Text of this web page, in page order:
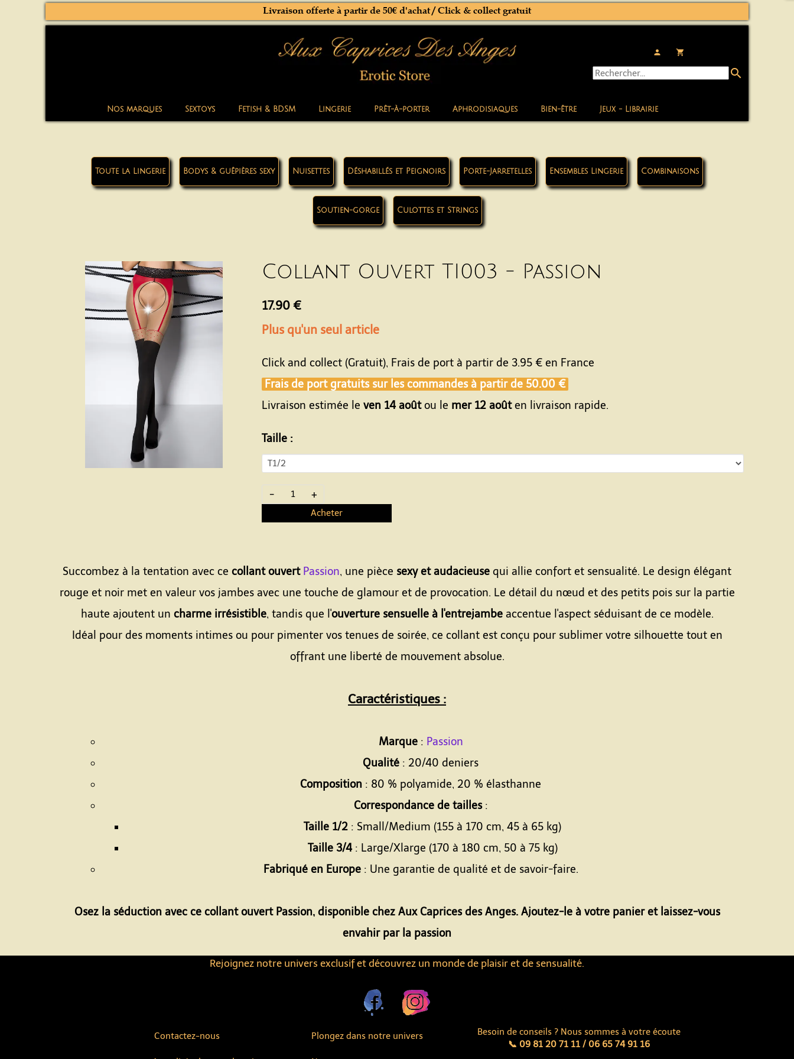
Nos marques Sextoys Fetish & BDSM Lingerie Prêt-à-porter Aphrodisiaques Bien-être Jeux - Librairie
person local_grocery_store
Contactez-nous
Livraison offerte à partir de 50€ d'achat / Click & collect gratuit
search
Rejoignez notre univers exclusif et découvrez un monde de plaisir et de sensualité.
Besoin de conseils ? Nous sommes à votre écoute
📞 09 81 20 71 11 / 06 65 74 91 16
Plongez dans notre univers
Toute la Lingerie Bodys & guêpières sexy Nuisettes Déshabillés et Peignoirs Porte-Jarretelles Ensembles Lingerie Combinaisons
Soutien-gorge Culottes et Strings
Collant Ouvert TI003 - Passion
17.90 €
Plus qu'un seul article
Click and collect (Gratuit), Frais de port à partir de 3.95 € en France
Frais de port gratuits sur les commandes à partir de 50.00 €
Livraison estimée le ven 14 aoûtou le mer 12 aoûten livraison rapide.
Taille :
- +
Acheter
Succombez à la tentation avec ce collant ouvert Passion, une pièce sexy et audacieuse qui allie confort et sensualité. Le design élégant
rouge et noir met en valeur vos jambes avec une touche de glamour et de provocation. Le détail du nœud et des petits pois sur la partie
haute ajoutent un charme irrésistible, tandis que l'ouverture sensuelle à l'entrejambeaccentue l'aspect séduisant de ce modèle.
Idéal pour des moments intimes ou pour pimenter vos tenues de soirée, ce collant est conçu pour sublimer votre silhouette tout en
offrant une liberté de mouvement absolue.
Caractéristiques :
Marque: Passion
Qualité : 20/40 deniers
Composition : 80 % polyamide, 20 % élasthanne
Correspondance de tailles:
Taille 1/2 : Small/Medium (155 à 170 cm, 45 à 65 kg)
Taille 3/4: Large/Xlarge (170 à 180 cm, 50 à 75 kg)
Fabriqué en Europe: Une garantie de qualité et de savoir-faire.
Osez la séduction avec ce collant ouvert Passion, disponible chez Aux Caprices des Anges. Ajoutez-le à votre panier et laissez-vous
envahir par la passion